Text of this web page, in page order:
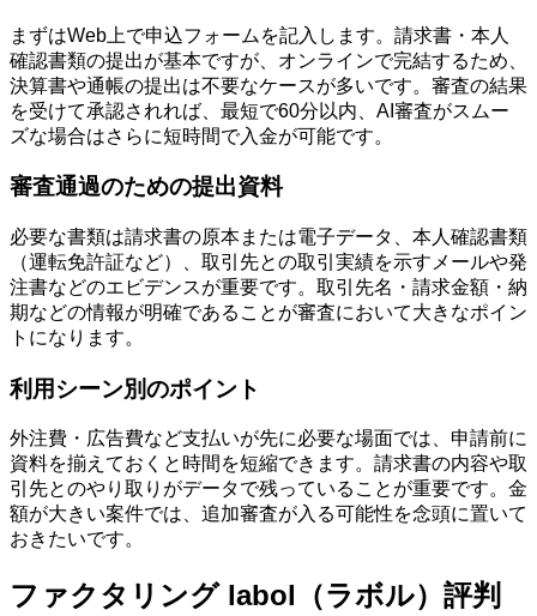
まずはWeb上で申込フォームを記入します。請求書・本人
確認書類の提出が基本ですが、オンラインで完結するため、
決算書や通帳の提出は不要なケースが多いです。審査の結果
を受けて承認されれば、最短で60分以内、AI審査がスムー
ズな場合はさらに短時間で入金が可能です。
審査通過のための提出資料
必要な書類は請求書の原本または電子データ、本人確認書類
（運転免許証など）、取引先との取引実績を示すメールや発
注書などのエビデンスが重要です。取引先名・請求金額・納
期などの情報が明確であることが審査において大きなポイン
トになります。
利用シーン別のポイント
外注費・広告費など支払いが先に必要な場面では、申請前に
資料を揃えておくと時間を短縮できます。請求書の内容や取
引先とのやり取りがデータで残っていることが重要です。金
額が大きい案件では、追加審査が入る可能性を念頭に置いて
おきたいです。
ファクタリング labol（ラボル）評判